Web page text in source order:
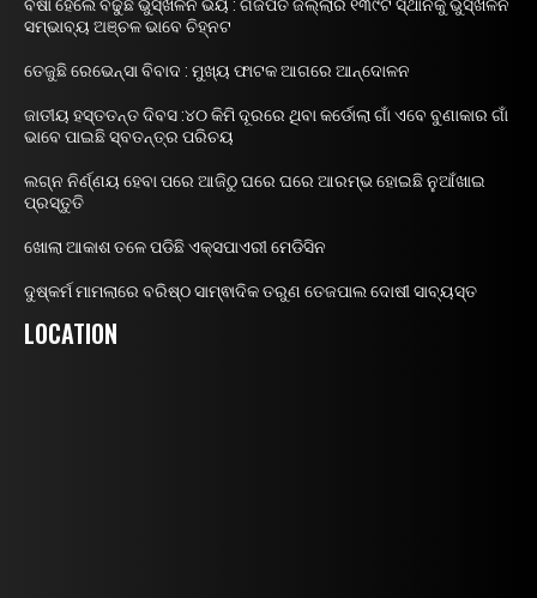
ବର୍ଷା ହେଲେ ବଢୁଛି ଭୁସ୍ଖଳନ ଭୟ : ଗଜପତି ଜିଲ୍ଲାର ୧୩୯ଟି ସ୍ଥାନକୁ ଭୁସ୍ଖଳନ
ସମ୍ଭାବ୍ୟ ଅଞ୍ଚଳ ଭାବେ ଚିହ୍ନଟ
ତେଜୁଛି ରେଭେନ୍ସା ବିବାଦ : ମୁଖ୍ୟ ଫାଟକ ଆଗରେ ଆନ୍ଦୋଳନ
ଜାତୀୟ ହସ୍ତତନ୍ତ ଦିବସ :୪୦ କିମି ଦୂରରେ ଥିବା କର୍ଡୋଲା ଗାଁ ଏବେ ବୁଣାକାର ଗାଁ
ଭାବେ ପାଇଛି ସ୍ବତନ୍ତ୍ର ପରିଚୟ
ଲଗ୍ନ ନିର୍ଣ୍ଣୟ ହେବା ପରେ ଆଜିଠୁ ଘରେ ଘରେ ଆରମ୍ଭ ହୋଇଛି ନୁଆଁଖାଇ
ପ୍ରସ୍ତୁତି
ଖୋଲା ଆକାଶ ତଳେ ପଡିଛି ଏକ୍ସପାଏରୀ ମେଡିସିନ
ଦୁଷ୍କର୍ମ ମାମଲାରେ ବରିଷ୍ଠ ସାମ୍ଵାଦିକ ତରୁଣ ତେଜପାଲ ଦୋଷୀ ସାବ୍ୟସ୍ତ
LOCATION